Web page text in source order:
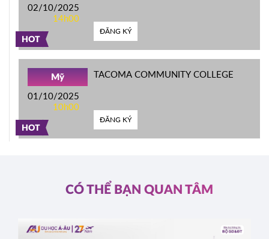
HOT
02/10/2025
14h00
ĐĂNG KÝ
HOT
Mỹ
01/10/2025
10h00
TACOMA COMMUNITY COLLEGE
ĐĂNG KÝ
CÓ THỂ BẠN QUAN TÂM